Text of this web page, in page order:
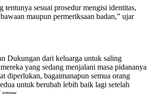
tentunya sesuai prosedur mengisi identitas,
maupun permeriksaan badan,” ujar
Dukungan dari keluarga untuk saling
yang sedang menjalani masa pidananya
diperlukan, bagaimanapun semua orang
untuk berubah lebih baik lagi setelah